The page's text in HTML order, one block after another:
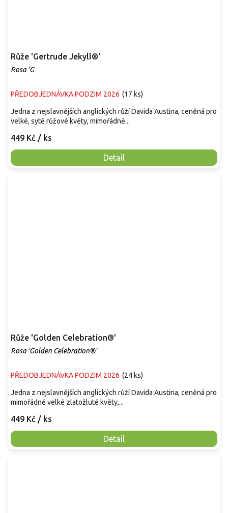
Růže 'Gertrude Jekyll®'
Rosa 'G
PŘEDOBJEDNÁVKA PODZIM 2026 (17 ks)
449 Kč / ks
Detail
Jedna z nejslavnějších anglických růží Davida Austina, ceněná pro
velké, sytě růžové květy, mimořádně...
Růže 'Golden Celebration®'
Rosa 'Golden Celebration®'
PŘEDOBJEDNÁVKA PODZIM 2026 (24 ks)
449 Kč / ks
Detail
Jedna z nejslavnějších anglických růží Davida Austina, ceněná pro
mimořádně velké zlatožluté květy,...